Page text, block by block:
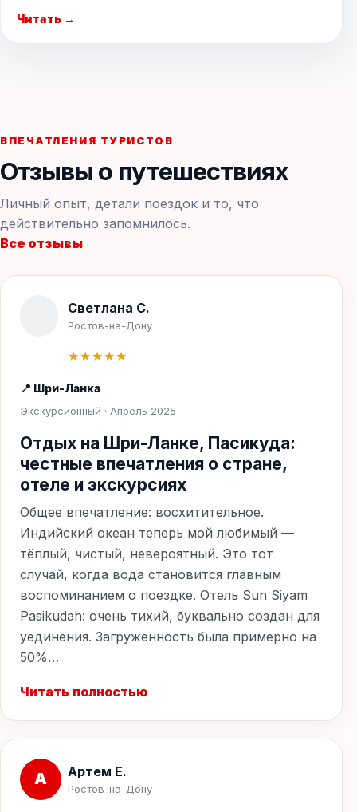
Читать →
ВПЕЧАТЛЕНИЯ ТУРИСТОВ
Отзывы о путешествиях
Личный опыт, детали поездок и то, что
действительно запомнилось.
Все отзывы
Светлана С.
Ростов-на-Дону
★★★★★
📍 Шри-Ланка
Экскурсионный · Апрель 2025
Отдых на Шри-Ланке, Пасикуда:
честные впечатления о стране,
отеле и экскурсиях
Общее впечатление: восхитительное.
Индийский океан теперь мой любимый —
тёплый, чистый, невероятный. Это тот
случай, когда вода становится главным
воспоминанием о поездке. Отель Sun Siyam
Pasikudah: очень тихий, буквально создан для
уединения. Загруженность была примерно на
50%…
Читать полностью
А Артем Е.
Ростов-на-Дону